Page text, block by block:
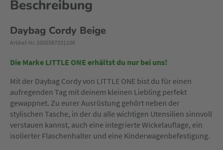
Beschreibung
Daybag Cordy Beige
Artikel-Nr. 2000587331106
Die Marke LITTLE ONE erhältst du nur bei uns!
Mit der Daybag Cordy von LITTLE ONE bist du für einen
aufregenden Tag mit deinem kleinen Liebling perfekt
gewappnet. Zu eurer Ausrüstung gehört neben der
stylischen Tasche, in der du alle wichtigen Utensilien sinnvoll
verstauen kannst, auch eine integrierte Wickelauflage, ein
isolierter Flaschenhalter und eine Kinderwagenbefestigung.